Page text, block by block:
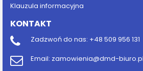
Klauzula informacyjna
KONTAKT
Zadzwoń do nas: +48 509 956 131
Email: zamowienia@dmd-biuro.pl